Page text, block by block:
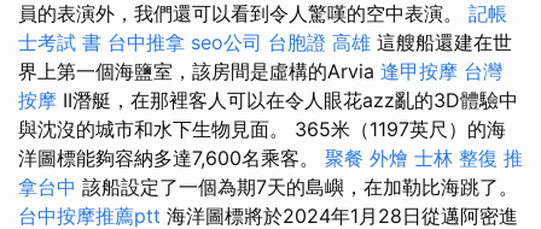
員的表演外，我們還可以看到令人驚嘆的空中表演。 記帳
士考試 書 台中推拿 seo公司 台胞證 高雄 這艘船還建在世
界上第一個海鹽室，該房間是虛構的Arvia 逢甲按摩 台灣
按摩 II潛艇，在那裡客人可以在令人眼花azz亂的3D體驗中
與沈沒的城市和水下生物見面。 365米（1197英尺）的海
洋圖標能夠容納多達7,600名乘客。 聚餐 外燴 士林 整復 推
拿台中 該船設定了一個為期7天的島嶼，在加勒比海跳了。
台中按摩推薦ptt 海洋圖標將於2024年1月28日從邁阿密進